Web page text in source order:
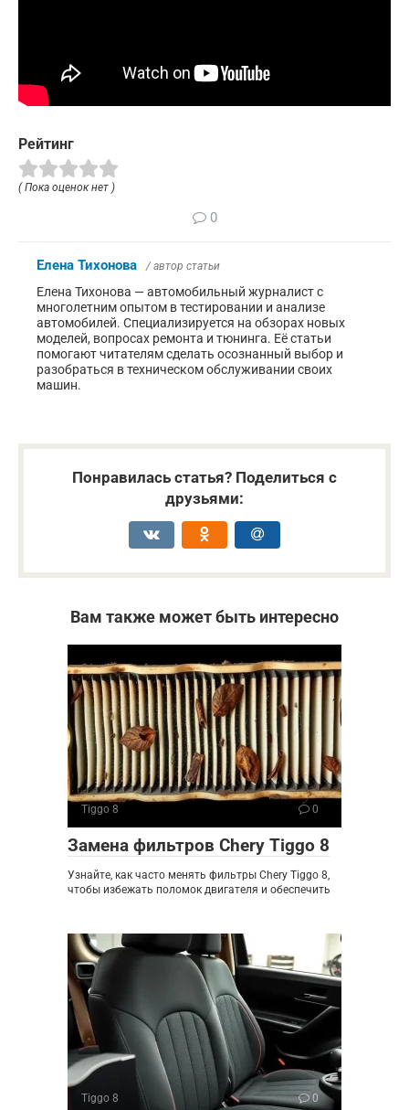
Рейтинг
( Пока оценок нет )
0
Елена Тихонова / автор статьи
Елена Тихонова — автомобильный журналист с
многолетним опытом в тестировании и анализе
автомобилей. Специализируется на обзорах новых
моделей, вопросах ремонта и тюнинга. Её статьи
помогают читателям сделать осознанный выбор и
разобраться в техническом обслуживании своих
машин.
Понравилась статья? Поделиться с
друзьями:
Вам также может быть интересно
Tiggo 8 0
Замена фильтров Chery Tiggo 8
Узнайте, как часто менять фильтры Chery Tiggo 8,
чтобы избежать поломок двигателя и обеспечить
Tiggo 8 0